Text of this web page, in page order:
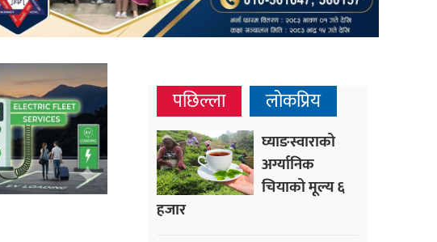
पछिल्ला लोकप्रिय
घ्याङस्वाराको
अर्ग्यानिक
चियाको मूल्य ६
हजार